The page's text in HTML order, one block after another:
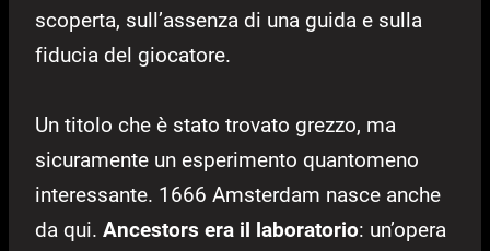
scoperta, sull’assenza di una guida e sulla
fiducia del giocatore.
Un titolo che è stato trovato grezzo, ma
sicuramente un esperimento quantomeno
interessante. 1666 Amsterdam nasce anche
da qui. Ancestors era il laboratorio: un’opera